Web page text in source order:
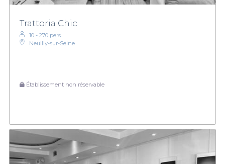
Trattoria Chic
10 - 270 pers.
Neuilly-sur-Seine
Établissement non réservable